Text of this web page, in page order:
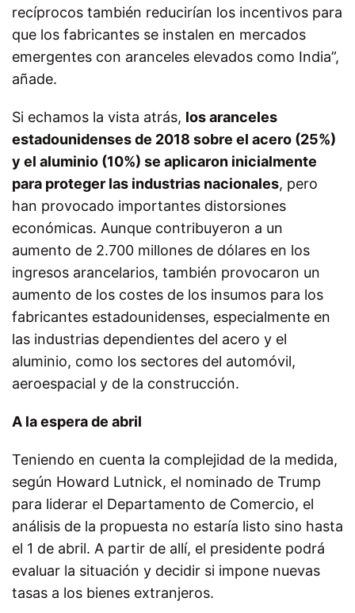
recíprocos también reducirían los incentivos para
que los fabricantes se instalen en mercados
emergentes con aranceles elevados como India”,
añade.
Si echamos la vista atrás, los aranceles
estadounidenses de 2018 sobre el acero (25%)
y el aluminio (10%) se aplicaron inicialmente
para proteger las industrias nacionales, pero
han provocado importantes distorsiones
económicas. Aunque contribuyeron a un
aumento de 2.700 millones de dólares en los
ingresos arancelarios, también provocaron un
aumento de los costes de los insumos para los
fabricantes estadounidenses, especialmente en
las industrias dependientes del acero y el
aluminio, como los sectores del automóvil,
aeroespacial y de la construcción.
A la espera de abril
Teniendo en cuenta la complejidad de la medida,
según Howard Lutnick, el nominado de Trump
para liderar el Departamento de Comercio, el
análisis de la propuesta no estaría listo sino hasta
el 1 de abril. A partir de allí, el presidente podrá
evaluar la situación y decidir si impone nuevas
tasas a los bienes extranjeros.